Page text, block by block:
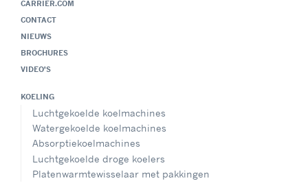
CARRIER.COM
CONTACT
NIEUWS
BROCHURES
VIDEO'S
KOELING
Luchtgekoelde koelmachines
Watergekoelde koelmachines
Absorptiekoelmachines
Luchtgekoelde droge koelers
Platenwarmtewisselaar met pakkingen